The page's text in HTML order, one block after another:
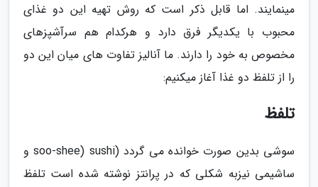
مینمایند. اما قابل ذکر است که روش تهیه این دو غذای
محبوب با یکدیگر فرق دارد و هرکدام هم سرآشپزهای
مخصوص به خود را دارند. ما آنالیز تفاوت های میان این دو
را از تلفظ دو غذا آغاز میکنیم:
تلفظ
سوشی بدین صورت خوانده می گردد (sushi (soo-shee و
ساشیمی نیزبه شکلی که در پرانتز نوشته شده است تلفظ